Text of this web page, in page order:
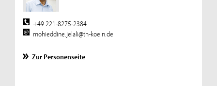
+49 221-8275-2384
mohieddine.jelali@th-koeln.de
Zur Personenseite